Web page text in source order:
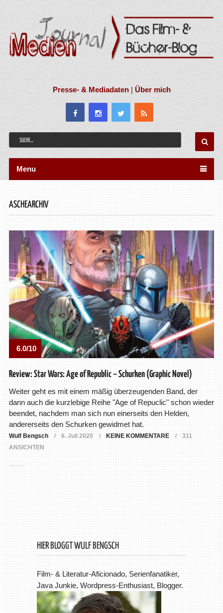
Presse- & Mediadaten|Über mich
Menu
ASCHEARCHIV
6.0/10
Review: Star Wars: Age of Republic – Schurken (Graphic Novel)
Weiter geht es mit einem mäßig überzeugenden Band, der
dann auch die kurzlebige Reihe "Age of Repuclic" schon wieder
beendet, nachdem man sich nun einerseits den Helden,
andererseits den Schurken gewidmet hat.
Wulf Bengsch 6. Juli 2020 KEINE KOMMENTARE
311
ANSICHTEN
HIER BLOGGT WULF BENGSCH
Film- & Literatur-Aficionado, Serienfanatiker,
Java Junkie, Wordpress-Enthusiast, Blogger.